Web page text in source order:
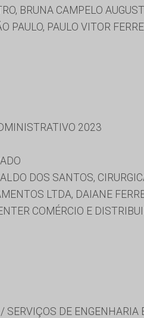
BRUNA CAMPELO
PAULO, PAULO VITOR
2023
DOS SANTOS,
LTDA, DAIANE
COMÉRCIO E
SERVIÇOS DE